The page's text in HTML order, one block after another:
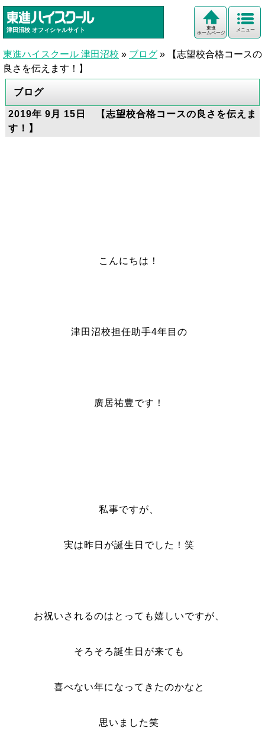
津田沼校 オフィシャルサイト メニュー
東進
ホームページ
東進ハイスクール 津田沼校 » ブログ »
【志望校合格コースの
良さを伝えます！】
ブログ
2019年 9月 15日 【志望校合格コースの良さを伝えま
す！】
こんにちは！
津田沼校担任助手4年目の
廣居祐豊です！
私事ですが、
実は昨日が誕生日でした！笑
お祝いされるのはとっても嬉しいですが、
そろそろ誕生日が来ても
喜べない年になってきたのかなと
思いました笑